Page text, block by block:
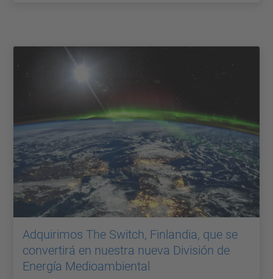
Adquirimos The Switch, Finlandia, que se
convertirá en nuestra nueva División de
Energía Medioambiental